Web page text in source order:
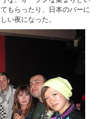
もらったり、日本のバーに
い夜になった。